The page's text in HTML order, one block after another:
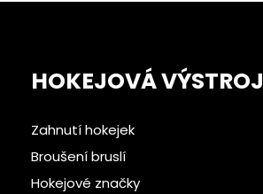
HOKEJOVÁ VÝSTROJ
Zahnutí hokejek
Broušení bruslí
Hokejové značky